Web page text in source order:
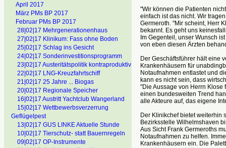
April 2017
März PMs BP 2017
Februar PMs BP 2017
28|02|17 Mehrgenerationenhaus
27|02|17 Klinikum: Fass ohne Boden
25|02|17 Schlag ins Gesicht
24|02|17 Sonderinvestitionsprogramm
23|02|17 Austeritätspolitik kontraproduktiv
22|02|17 LNG-Kreuzfahrtschiff
21|02|17 25 Jahre ... Biogas
20|02|17 Regionale Speicher
16|02|17 Austritt Yachtclub Wangerland
15|02|17 Wettbewerbsverzerrung
Geflügelpest
13|02|17 GUS LINKE Aktuelle Stunde
10|02|17 Tierschutz- statt Bauernregeln
09|02|17 OP-Instrumente
"Wir können die Patienten
einfach ist das nicht. Wir
Germeroth. "Mir scheint, Herr
bekannt. Es geht uns
Im Gegenteil, unser Wunsch
von eben diesen Ärzten
Der Geschäftsführer hält eine
Krankenhäusern für
Notaufnahmen entlastet und
kann es nicht sein, dass
"Die Aussage von Herrn Klose
einen bundesweiten Trend
alle Akteure auf, das eigene
Der Klinikchef bietet weiterhin
Bezirksstelle Wilhelmshaven
Aus Sicht Frank Germeroths
Notaufnahmen zu helfen.
Krankenhäusern ein. Die